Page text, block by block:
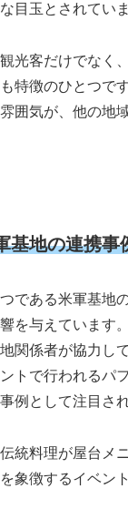
目玉とされていま
光客だけでなく
特徴のひとつです
囲気が、他の地
基地の連携事
である米軍基地
を与えています。
関係者が協力し
トで行われるパ
例として注目さ
統料理が屋台メ
象徴するイベン